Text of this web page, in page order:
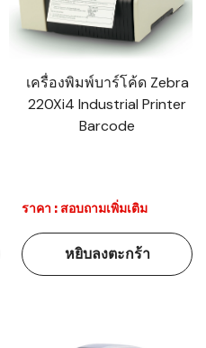
เครื่องพิมพ์บาร์โค้ด Zebra
220Xi4 Industrial Printer
Barcode
ราคา : สอบถามเพิ่มเติม
หยิบลงตะกร้า